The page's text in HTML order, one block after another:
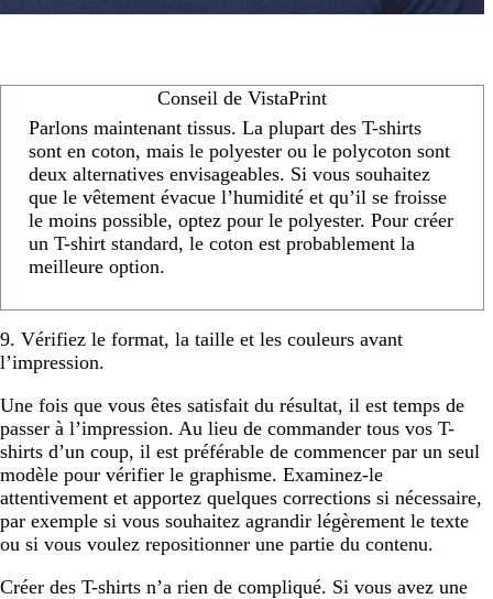
Conseil de VistaPrint
Parlons maintenant tissus. La plupart des T-shirts
sont en coton, mais le polyester ou le polycoton sont
deux alternatives envisageables. Si vous souhaitez
que le vêtement évacue l’humidité et qu’il se froisse
le moins possible, optez pour le polyester. Pour créer
un T-shirt standard, le coton est probablement la
meilleure option.
9. Vérifiez le format, la taille et les couleurs avant
l’impression.
Une fois que vous êtes satisfait du résultat, il est temps de
passer à l’impression. Au lieu de commander tous vos T-
shirts d’un coup, il est préférable de commencer par un seul
modèle pour vérifier le graphisme. Examinez-le
attentivement et apportez quelques corrections si nécessaire,
par exemple si vous souhaitez agrandir légèrement le texte
ou si vous voulez repositionner une partie du contenu.
Créer des T-shirts n’a rien de compliqué. Si vous avez une